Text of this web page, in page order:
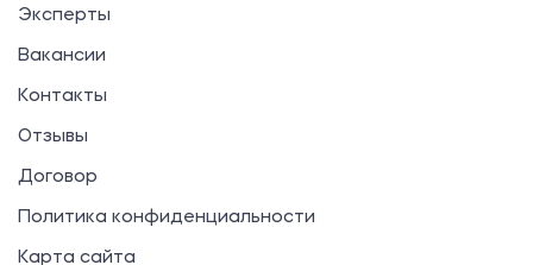
Эксперты
Вакансии
Контакты
Отзывы
Договор
Политика конфиденциальности
Карта сайта